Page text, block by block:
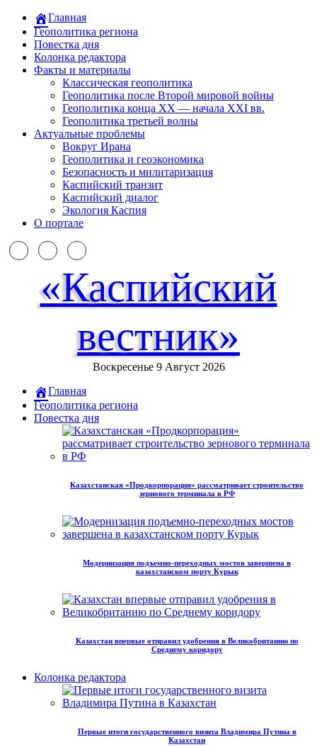
Главная
Геополитика региона
Повестка дня
Колонка редактора
Факты и материалы
Классическая геополитика
Геополитика после Второй мировой войны
Геополитика конца XX — начала XXI вв.
Геополитика третьей волны
Актуальные проблемы
Вокруг Ирана
Геополитика и геоэкономика
Безопасность и милитаризация
Каспийский транзит
Каспийский диалог
Экология Каспия
О портале
«Каспийский
вестник»
Воскресенье 9 Август 2026
Главная
Геополитика региона
Повестка дня
Казахстанская «Продкорпорация» рассматривает строительство
зернового терминала в РФ
Модернизация подъемно-переходных мостов завершена в
казахстанском порту Курык
Казахстан впервые отправил удобрения в Великобританию по
Среднему коридору
Колонка редактора
Первые итоги государственного визита Владимира Путина в
Казахстан